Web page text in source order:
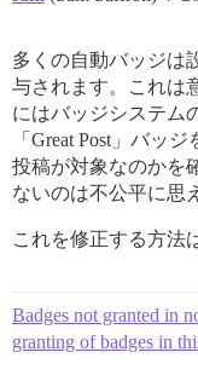
多くの自動バッジは
与されます。これは
にはバッジシステム
「Great Post」バッ
投稿が対象なのかを
ないのは不公平に思
これを修正する方法
Badges not granted in
granting of badges in